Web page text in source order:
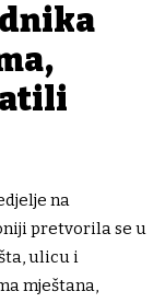
na
pretvorila se u
ulicu i
mještana,